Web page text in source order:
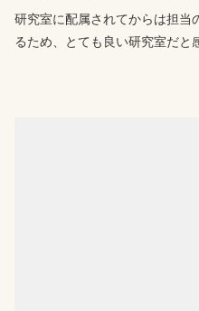
研究室に配属されてからは担当
るため、とても良い研究室だ